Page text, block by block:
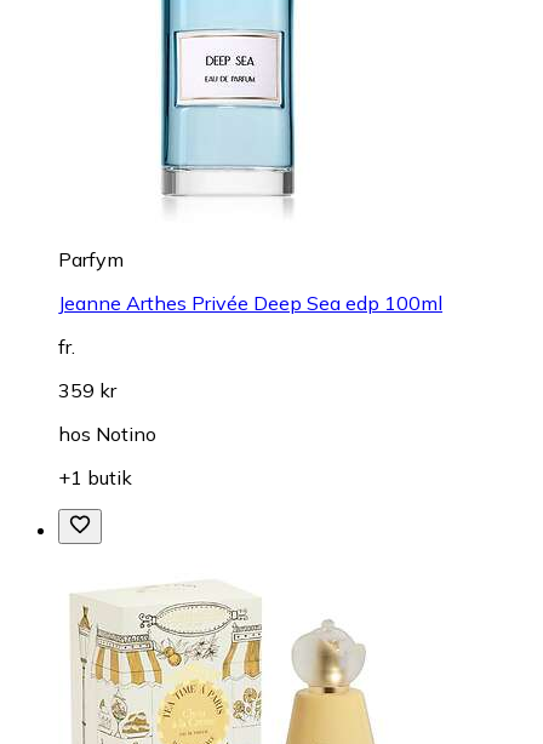
Parfym
Jeanne Arthes Privée Deep Sea edp 100ml
fr.
359 kr
hos Notino
+1 butik